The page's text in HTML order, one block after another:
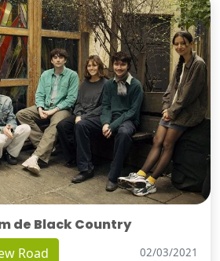
de Black Country
Road 02/03/2021